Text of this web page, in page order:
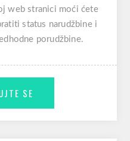
web stranici moći ćete
status narudžbine i
porudžbine.